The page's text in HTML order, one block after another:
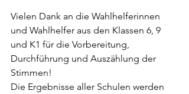
Vielen Dank an die Wahlhelferinnen
und Wahlhelfer aus den Klassen 6, 9
und K1 für die Vorbereitung,
Durchführung und Auszählung der
Stimmen!
Die Ergebnisse aller Schulen werden